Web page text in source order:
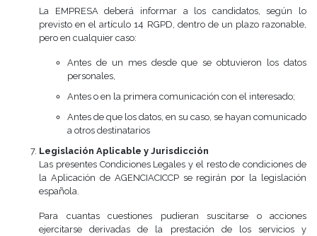
La EMPRESA deberá informar a los candidatos, según lo
previsto en el artículo 14 RGPD, dentro de un plazo razonable,
pero en cualquier caso:
Antes de un mes desde que se obtuvieron los datos
personales,
Antes o en la primera comunicación con el interesado;
Antes de que los datos, en su caso, se hayan comunicado
a otros destinatarios
Legislación Aplicable y Jurisdicción
Las presentes Condiciones Legales y el resto de condiciones de
la Aplicación de AGENCIACICCP se regirán por la legislación
española.
Para cuantas cuestiones pudieran suscitarse o acciones
ejercitarse derivadas de la prestación de los servicios y